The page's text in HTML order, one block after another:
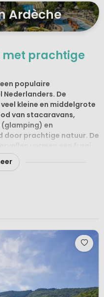
Ardèche
met prachtige
populaire
De
kleine en middelgrote
van stacaravans,
en
door prachtige natuur. De
in dit unieke
de Gorges de
de l’Ardèche kronkelt. De
lange kloof, ingesloten
met diepe
De Pont d’Arc is dé
een natuurlijke brug
een prachtig panorama